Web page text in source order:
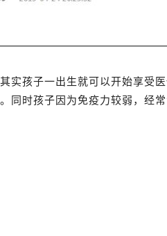
实孩子一出生就可以开始享受
同时孩子因为免疫力较弱，经